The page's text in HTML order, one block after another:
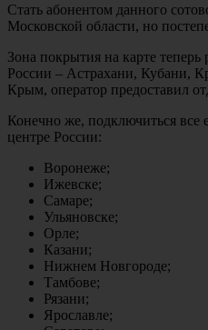
Стать абонентом данного
Московской области, но
Зона покрытия на карте
России – Астрахани, Кубани,
Крым, оператор предоставил
Конечно же, подключиться все
центре России:
Воронеже;
Ижевске;
Самаре;
Ульяновске;
Орле;
Казани;
Нижнем Новгороде;
Тамбове;
Рязани;
Ярославле;